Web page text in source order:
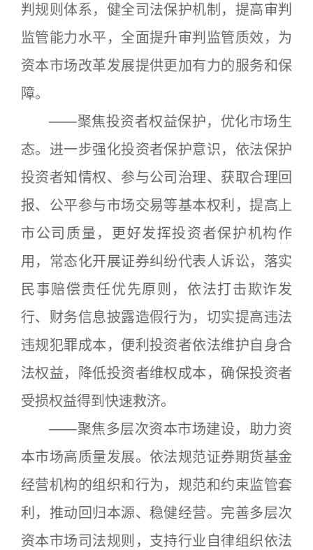
判规则体系，健全司法保护机制，提高审判
监管能力水平，全面提升审判监管质效，为
资本市场改革发展提供更加有力的服务和保
障。
——聚焦投资者权益保护，优化市场生
态。进一步强化投资者保护意识，依法保护
投资者知情权、参与公司治理、获取合理回
报、公平参与市场交易等基本权利，提高上
市公司质量，更好发挥投资者保护机构作
用，常态化开展证券纠纷代表人诉讼，落实
民事赔偿责任优先原则，依法打击欺诈发
行、财务信息披露造假行为，切实提高违法
违规犯罪成本，便利投资者依法维护自身合
法权益，降低投资者维权成本，确保投资者
受损权益得到快速救济。
——聚焦多层次资本市场建设，助力资
本市场高质量发展。依法规范证券期货基金
经营机构的组织和行为，规范和约束监管套
利，推动回归本源、稳健经营。完善多层次
资本市场司法规则，支持行业自律组织依法